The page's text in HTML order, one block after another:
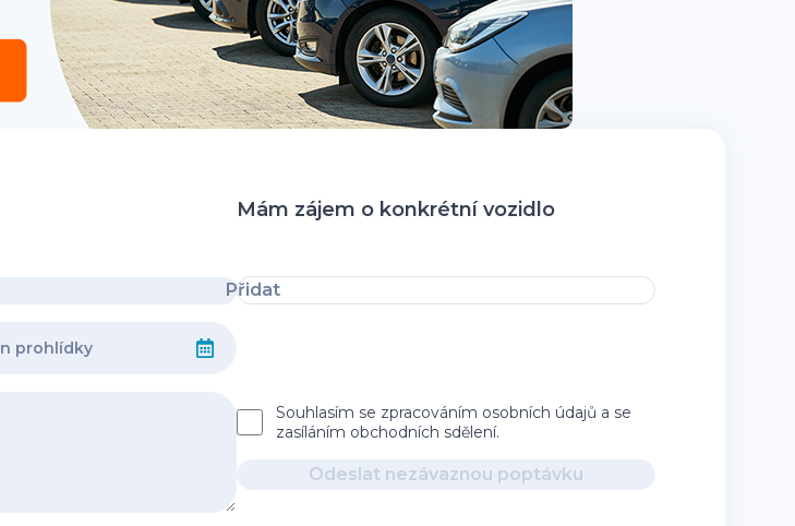
Mám zájem o konkrétní vozidlo
Přidat
Souhlasím se zpracováním osobních údajů a se
zasíláním obchodních sdělení.
Odeslat nezávaznou poptávku